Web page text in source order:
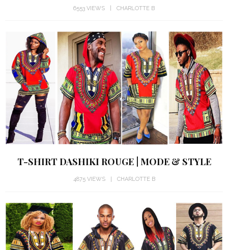
6553 VIEWS CHARLOTTE B
T-SHIRT DASHIKI ROUGE | MODE & STYLE
4875 VIEWS CHARLOTTE B